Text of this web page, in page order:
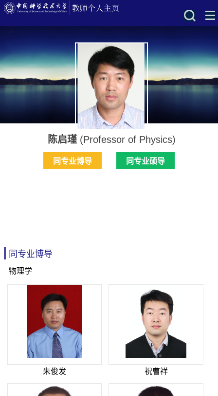
陈启瑾(Professor of Physics)
同专业博导 同专业硕导
同专业博导
物理学
朱俊发 祝曹祥